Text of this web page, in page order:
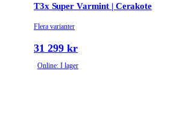
T3x Super Varmint | Cerakote
Flera varianter
31 299 kr
Online: I lager